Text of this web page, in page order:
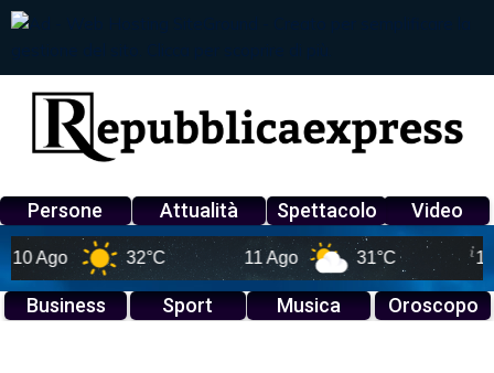
Persone Attualità Spettacolo Video
32°C 11 Ago 31°C 12
Business Sport Musica Oroscopo